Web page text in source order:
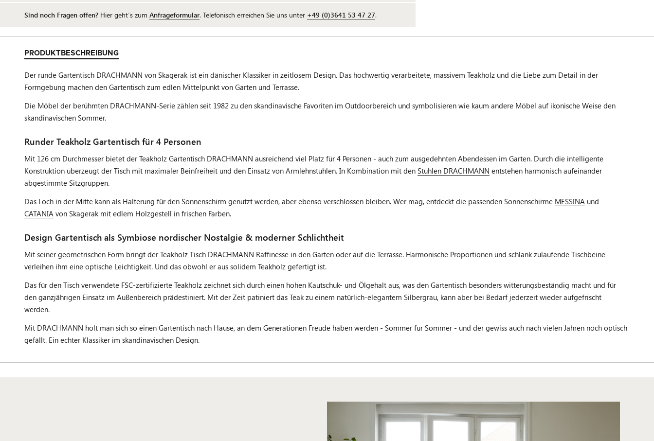
Sind noch Fragen offen? Hier geht´s zum Anfrageformular. Telefonisch erreichen Sie uns unter +49 (0)3641 53 47 27.
PRODUKTBESCHREIBUNG
Der runde Gartentisch DRACHMANN von Skagerak ist ein dänischer Klassiker in zeitlosem Design. Das hochwertig verarbeitete, massivem Teakholz und die Liebe zum Detail in der
Formgebung machen den Gartentisch zum edlen Mittelpunkt von Garten und Terrasse.
Die Möbel der berühmten DRACHMANN-Serie zählen seit 1982 zu den skandinavische Favoriten im Outdoorbereich und symbolisieren wie kaum andere Möbel auf ikonische Weise den
skandinavischen Sommer.
Runder Teakholz Gartentisch für 4 Personen
Mit 126 cm Durchmesser bietet der Teakholz Gartentisch DRACHMANN ausreichend viel Platz für 4 Personen - auch zum ausgedehnten Abendessen im Garten. Durch die intelligente
Konstruktion überzeugt der Tisch mit maximaler Beinfreiheit und den Einsatz von Armlehnstühlen. In Kombination mit den Stühlen DRACHMANN entstehen harmonisch aufeinander
abgestimmte Sitzgruppen.
Das Loch in der Mitte kann als Halterung für den Sonnenschirm genutzt werden, aber ebenso verschlossen bleiben. Wer mag, entdeckt die passenden Sonnenschirme MESSINA und
CATANIA von Skagerak mit edlem Holzgestell in frischen Farben.
Design Gartentisch als Symbiose nordischer Nostalgie & moderner Schlichtheit
Mit seiner geometrischen Form bringt der Teakholz Tisch DRACHMANN Raffinesse in den Garten oder auf die Terrasse. Harmonische Proportionen und schlank zulaufende Tischbeine
verleihen ihm eine optische Leichtigkeit. Und das obwohl er aus solidem Teakholz gefertigt ist.
Das für den Tisch verwendete FSC-zertifizierte Teakholz zeichnet sich durch einen hohen Kautschuk- und Ölgehalt aus, was den Gartentisch besonders witterungsbeständig macht und für
den ganzjährigen Einsatz im Außenbereich prädestiniert. Mit der Zeit patiniert das Teak zu einem natürlich-elegantem Silbergrau, kann aber bei Bedarf jederzeit wieder aufgefrischt
werden.
Mit DRACHMANN holt man sich so einen Gartentisch nach Hause, an dem Generationen Freude haben werden - Sommer für Sommer - und der gewiss auch nach vielen Jahren noch optisch
gefällt. Ein echter Klassiker im skandinavischen Design.